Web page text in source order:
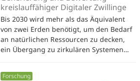
kreislauffähiger Digitaler Zwillinge
Bis 2030 wird mehr als das Äquivalent
von zwei Erden benötigt, um den Bedarf
an natürlichen Ressourcen zu decken,
ein Übergang zu zirkulären Systemen…
Forschung